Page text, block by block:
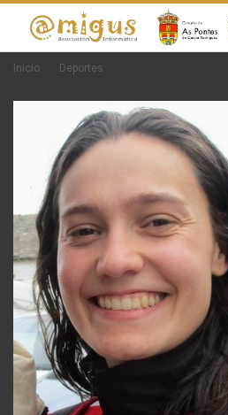
Inicio Deportes